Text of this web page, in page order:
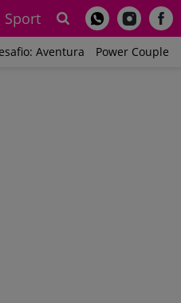
Sport
Aventura Power Couple